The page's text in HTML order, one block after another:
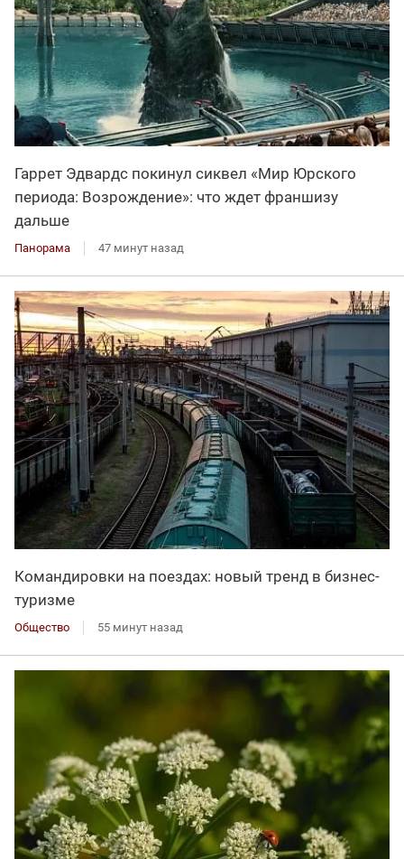
Гаррет Эдвардс покинул сиквел «Мир Юрского
периода: Возрождение»: что ждет франшизу
дальше
Панорама 47 минут назад
Командировки на поездах: новый тренд в бизнес-
туризме
Общество 55 минут назад